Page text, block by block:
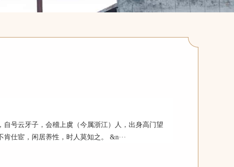
号云牙子，会稽上虞（今属浙江）人，出身高门望
仕宦，闲居养性，时人莫知之。 &n···